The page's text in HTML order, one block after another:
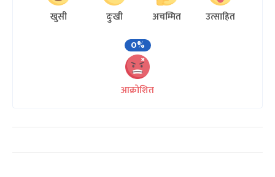
खुसी दुःखी अचम्मित
उत्साहित
0%
आक्रोशित